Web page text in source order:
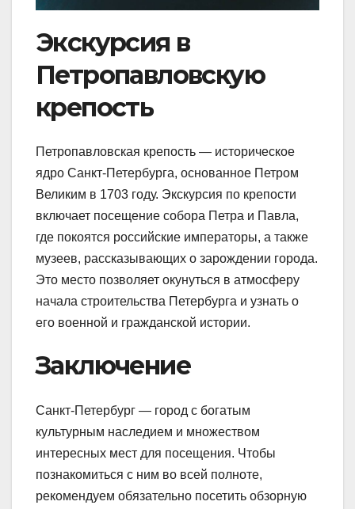
Экскурсия в
Петропавловскую
крепость
Петропавловская крепость — историческое
ядро Санкт-Петербурга, основанное Петром
Великим в 1703 году. Экскурсия по крепости
включает посещение собора Петра и Павла,
где покоятся российские императоры, а также
музеев, рассказывающих о зарождении города.
Это место позволяет окунуться в атмосферу
начала строительства Петербурга и узнать о
его военной и гражданской истории.
Заключение
Санкт-Петербург — город с богатым
культурным наследием и множеством
интересных мест для посещения. Чтобы
познакомиться с ним во всей полноте,
рекомендуем обязательно посетить обзорную